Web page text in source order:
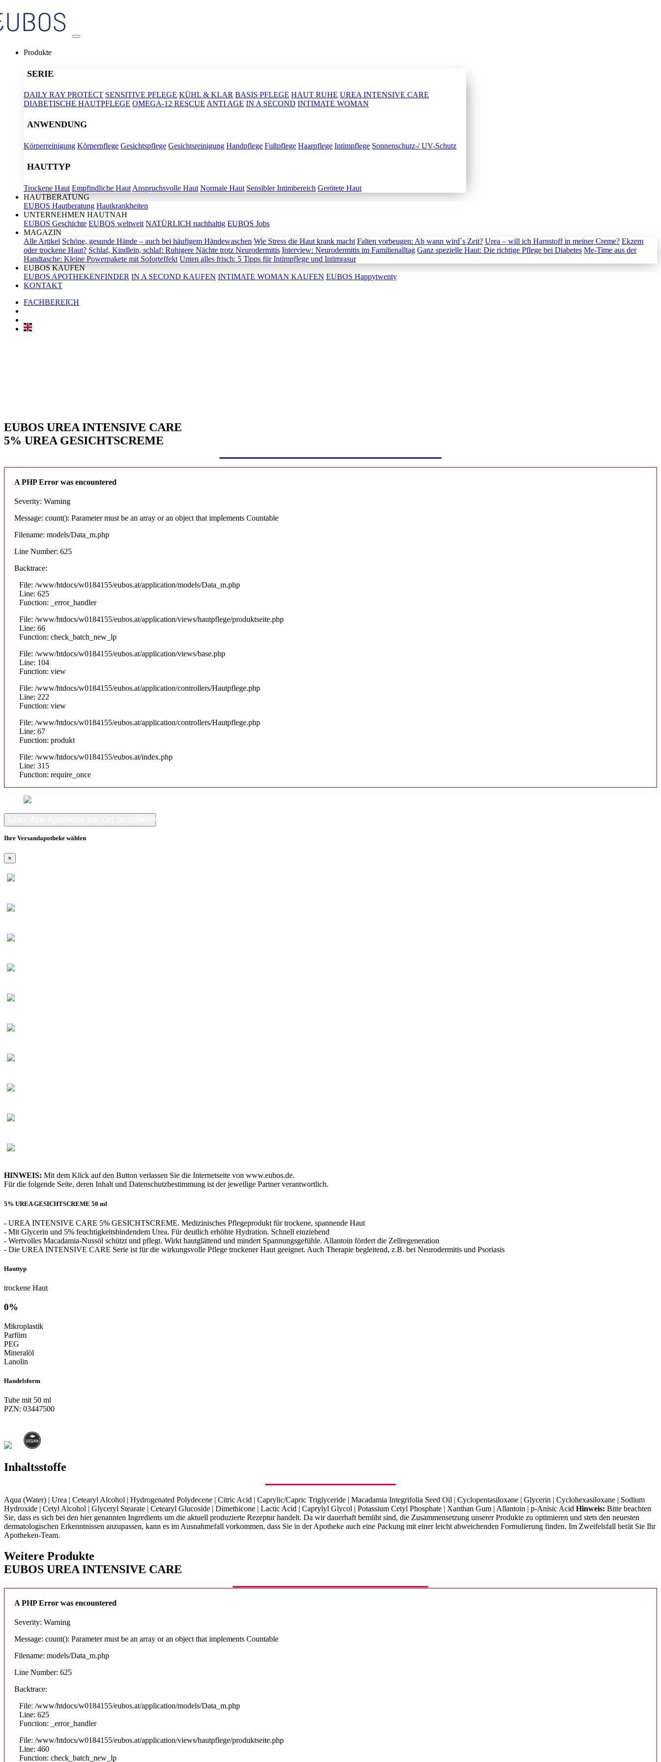
Produkte
SERIE
DAILY RAY PROTECT SENSITIVE PFLEGE KÜHL & KLAR BASIS PFLEGE HAUT RUHE UREA INTENSIVE CARE
DIABETISCHE HAUTPFLEGE OMEGA-12 RESCUE ANTI AGE IN A SECOND INTIMATE WOMAN
ANWENDUNG
Körperreinigung Körperpflege Gesichtspflege Gesichtsreinigung Handpflege Fußpflege Haarpflege Intimpflege Sonnenschutz-/ UV-Schutz
HAUTTYP
Trockene Haut Empfindliche Haut Anspruchsvolle Haut Normale Haut Sensibler Intimbereich Gerötete Haut
HAUTBERATUNG
EUBOS Hautberatung Hautkrankheiten
UNTERNEHMEN HAUTNAH
EUBOS Geschichte EUBOS weltweit NATÜRLICH nachhaltig EUBOS Jobs
MAGAZIN
Alle Artikel Schöne, gesunde Hände – auch bei häufigem Händewaschen Wie Stress die Haut krank macht Falten vorbeugen: Ab wann wird`s Zeit? Urea – will ich Harnstoff in meiner Creme? Ekzem
oder trockene Haut? Schlaf, Kindlein, schlaf: Ruhigere Nächte trotz Neurodermitis Interview: Neurodermitis im Familienalltag Ganz spezielle Haut: Die richtige Pflege bei Diabetes Me-Time aus der
Handtasche: Kleine Powerpakete mit Soforteffekt Unten alles frisch: 5 Tipps für Intimpflege und Intimrasur
EUBOS KAUFEN
EUBOS APOTHEKENFINDER IN A SECOND KAUFEN INTIMATE WOMAN KAUFEN EUBOS Happytwenty
KONTAKT
FACHBEREICH
EUBOS UREA INTENSIVE CARE
5% UREA GESICHTSCREME
A PHP Error was encountered
Severity: Warning
Message: count(): Parameter must be an array or an object that implements Countable
Filename: models/Data_m.php
Line Number: 625
Backtrace:
File: /www/htdocs/w0184155/eubos.at/application/models/Data_m.php
Line: 625
Function: _error_handler
File: /www/htdocs/w0184155/eubos.at/application/views/hautpflege/produktseite.php
Line: 66
Function: check_batch_new_lp
File: /www/htdocs/w0184155/eubos.at/application/views/base.php
Line: 104
Function: view
File: /www/htdocs/w0184155/eubos.at/application/controllers/Hautpflege.php
Line: 222
Function: view
File: /www/htdocs/w0184155/eubos.at/application/controllers/Hautpflege.php
Line: 67
Function: produkt
File: /www/htdocs/w0184155/eubos.at/index.php
Line: 315
Function: require_once
Online kaufen
Ihre Versandapotheke wählen
×
HINWEIS: Mit dem Klick auf den Button verlassen Sie die Internetseite von www.eubos.de.
Für die folgende Seite, deren Inhalt und Datenschutzbestimmung ist der jeweilige Partner verantwortlich.
5% UREA GESICHTSCREME 50 ml
- UREA INTENSIVE CARE 5% GESICHTSCREME. Medizinisches Pflegeprodukt für trockene, spannende Haut
- Mit Glycerin und 5% feuchtigkeitsbindendem Urea. Für deutlich erhöhte Hydration. Schnell einziehend
- Wertvolles Macadamia-Nussöl schützt und pflegt. Wirkt hautglättend und mindert Spannungsgefühle. Allantoin fördert die Zellregeneration
- Die UREA INTENSIVE CARE Serie ist für die wirkungsvolle Pflege trockener Haut geeignet. Auch Therapie begleitend, z.B. bei Neurodermitis und Psoriasis
Hauttyp
trockene Haut
0%
Mikroplastik
Parfüm
PEG
Mineralöl
Lanolin
Handelsform
Tube mit 50 ml
PZN: 03447500
Inhaltsstoffe
Aqua (Water) | Urea | Cetearyl Alcohol | Hydrogenated Polydecene | Citric Acid | Caprylic/Capric Triglyceride | Macadamia Integrifolia Seed Oil | Cyclopentasiloxane | Glycerin | Cyclohexasiloxane | Sodium
Hydroxide | Cetyl Alcohol | Glyceryl Stearate | Cetearyl Glucoside | Dimethicone | Lactic Acid | Caprylyl Glycol | Potassium Cetyl Phosphate | Xanthan Gum | Allantoin | p-Anisic Acid Hinweis: Bitte beachten
Sie, dass es sich bei den hier genannten Ingredients um die aktuell produzierte Rezeptur handelt. Da wir dauerhaft bemüht sind, die Zusammensetzung unserer Produkte zu optimieren und stets den neuesten
dermatologischen Erkenntnissen anzupassen, kann es im Ausnahmefall vorkommen, dass Sie in der Apotheke auch eine Packung mit einer leicht abweichenden Formulierung finden. Im Zweifelsfall berät Sie Ihr
Apotheken-Team.
Weitere Produkte
EUBOS UREA INTENSIVE CARE
A PHP Error was encountered
Severity: Warning
Message: count(): Parameter must be an array or an object that implements Countable
Filename: models/Data_m.php
Line Number: 625
Backtrace:
File: /www/htdocs/w0184155/eubos.at/application/models/Data_m.php
Line: 625
Function: _error_handler
File: /www/htdocs/w0184155/eubos.at/application/views/hautpflege/produktseite.php
Line: 460
Function: check_batch_new_lp